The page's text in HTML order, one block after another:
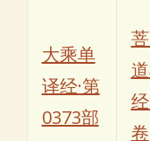
大乘单
译经·第
0373部
卷